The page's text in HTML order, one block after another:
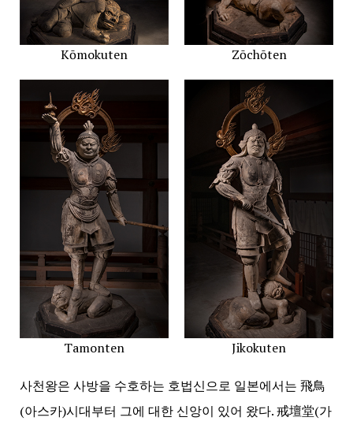
Kōmokuten Zōchōten
Tamonten Jikokuten
사천왕은 사방을 수호하는 호법신으로 일본에서는 飛鳥
(아스카)시대부터 그에 대한 신앙이 있어 왔다. 戒壇堂(가